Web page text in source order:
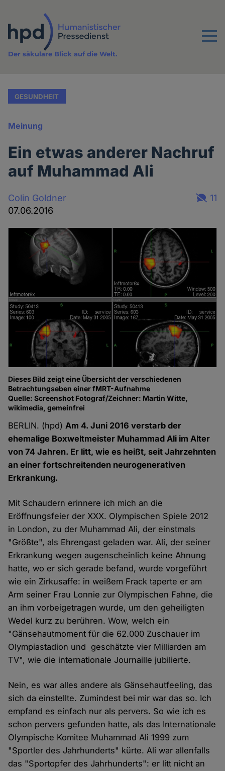
Inhalt
Menu
Der säkulare Blick auf die Welt.
GESUNDHEIT
Meinung
Ein etwas anderer Nachruf
auf Muhammad Ali
Colin Goldner
07.06.2016
11
Dieses Bild zeigt eine Übersicht der verschiedenen
Betrachtungseben einer fMRT-Aufnahme
Quelle: Screenshot Fotograf/Zeichner: Martin Witte,
wikimedia, gemeinfrei
BERLIN. (hpd)Am 4. Juni 2016 verstarb der
ehemalige Boxweltmeister Muhammad Ali im Alter
von 74 Jahren. Er litt, wie es heißt, seit Jahrzehnten
an einer fortschreitenden neurogenerativen
Erkrankung.
Mit Schaudern erinnere ich mich an die
Eröffnungsfeier der XXX. Olympischen Spiele 2012
in London, zu der Muhammad Ali, der einstmals
"Größte", als Ehrengast geladen war. Ali, der seiner
Erkrankung wegen augenscheinlich keine Ahnung
hatte, wo er sich gerade befand, wurde vorgeführt
wie ein Zirkusaffe: in weißem Frack taperte er am
Arm seiner Frau Lonnie zur Olympischen Fahne, die
an ihm vorbeigetragen wurde, um den geheiligten
Wedel kurz zu berühren. Wow, welch ein
"Gänsehautmoment für die 62.000 Zuschauer im
Olympiastadion und geschätzte vier Milliarden am
TV", wie die internationale Journaille jubilierte.
Nein, es war alles andere als Gänsehautfeeling, das
sich da einstellte. Zumindest bei mir war das so. Ich
empfand es einfach nur als pervers. So wie ich es
schon pervers gefunden hatte, als das Internationale
Olympische Komitee Muhammad Ali 1999 zum
"Sportler des Jahrhunderts" kürte. Ali war allenfalls
das "Sportopfer des Jahrhunderts": er litt nicht an